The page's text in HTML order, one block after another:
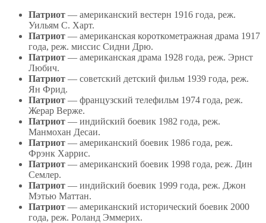
Патриот — американский вестерн 1916 года, реж.
Уильям С. Харт.
Патриот — американская короткометражная драма 1917
года, реж. миссис Сидни Дрю.
Патриот — американская драма 1928 года, реж. Эрнст
Любич.
Патриот — советский детский фильм 1939 года, реж.
Ян Фрид.
Патриот — французский телефильм 1974 года, реж.
Жерар Верже.
Патриот — индийский боевик 1982 года, реж.
Манмохан Десаи.
Патриот — американский боевик 1986 года, реж.
Фрэнк Харрис.
Патриот — американский боевик 1998 года, реж. Дин
Семлер.
Патриот — индийский боевик 1999 года, реж. Джон
Мэтью Маттан.
Патриот — американский исторический боевик 2000
года, реж. Роланд Эммерих.